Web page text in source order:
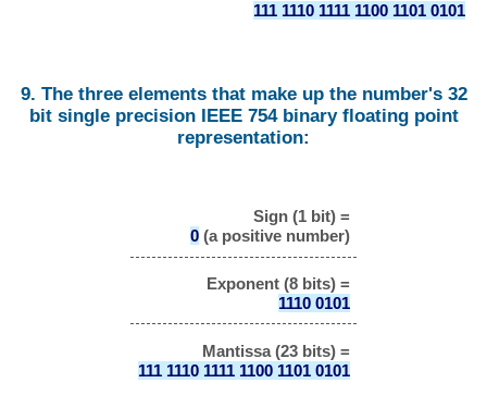
111 1110 1111 1100 1101 0101
9. The three elements that make up the number's 32
bit single precision IEEE 754 binary floating point
representation:
Sign (1 bit) =
0(a positive number)
Exponent (8 bits) =
1110 0101
Mantissa (23 bits) =
111 1110 1111 1100 1101 0101